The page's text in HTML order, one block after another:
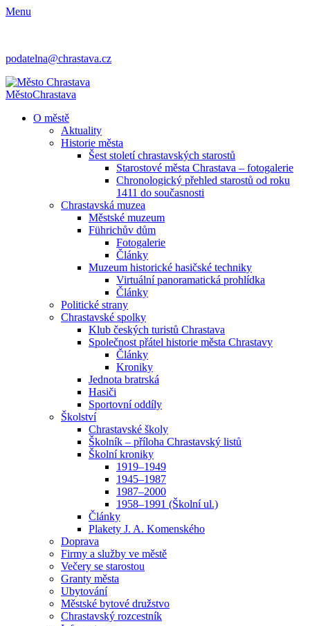
Menu
podatelna@chrastava.cz
MěstoChrastava
O městě
Aktuality
Historie města
Šest století chrastavských starostů
Starostové města Chrastava – fotogalerie
Chronologický přehled starostů od roku
1411 do současnosti
Chrastavská muzea
Městské muzeum
Führichův dům
Fotogalerie
Články
Muzeum historické hasičské techniky
Virtuální panoramatická prohlídka
Články
Politické strany
Chrastavské spolky
Klub českých turistů Chrastava
Společnost přátel historie města Chrastavy
Články
Kroniky
Jednota bratrská
Hasiči
Sportovní oddíly
Školství
Chrastavské školy
Školník – příloha Chrastavský listů
Školní kroniky
1919–1949
1945–1987
1987–2000
1958–1991 (Školní ul.)
Články
Plakety J. A. Komenského
Doprava
Firmy a služby ve městě
Večery se starostou
Granty města
Ubytování
Městské bytové družstvo
Chrastavský rozcestník